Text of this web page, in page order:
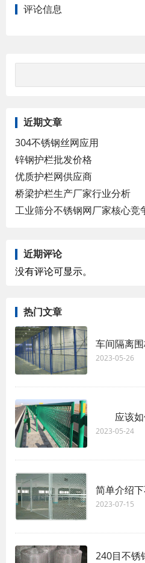
评论信息
近期文章
304不锈钢丝网应用
锌钢护栏批发价格
优质护栏网供应商
桥梁护栏生产厂家行业分析
工业筛分不锈钢网厂家核心竞
近期评论
没有评论可显示。
热门文章
车间隔离
2023-05-26
应该如
2023-05-24
简单介绍
2023-07-15
240目不锈